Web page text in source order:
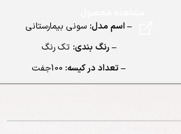
– اسم مدل: سونی بیمارستانی
– رنگ بندی: تک رنگ
– تعداد در کیسه: 100جفت
– جنس:EVA